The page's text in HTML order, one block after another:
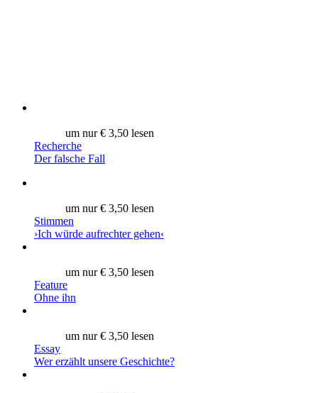
um nur € 3,50 lesen
Recherche
Der falsche Fall
um nur € 3,50 lesen
Stimmen
›Ich würde aufrechter gehen‹
um nur € 3,50 lesen
Feature
Ohne ihn
um nur € 3,50 lesen
Essay
Wer erzählt unsere Geschichte?